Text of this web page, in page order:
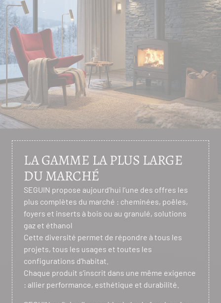
LA GAMME LA PLUS LARGE
DU MARCHÉ
SEGUIN propose aujourd’hui l’une des offres les
plus complètes du marché : cheminées, poêles,
foyers et inserts à bois ou au granulé, solutions
gaz et éthanol
Cette diversité permet de répondre à tous les
projets, tous les usages et toutes les
configurations d’habitat.
Chaque produit s’inscrit dans une même exigence
: allier performance, esthétique et durabilité.